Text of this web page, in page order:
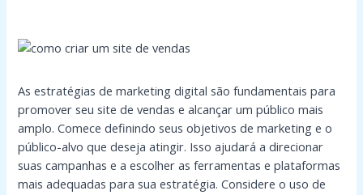
As estratégias de marketing digital são fundamentais para
promover seu site de vendas e alcançar um público mais
amplo. Comece definindo seus objetivos de marketing e o
público-alvo que deseja atingir. Isso ajudará a direcionar
suas campanhas e a escolher as ferramentas e plataformas
mais adequadas para sua estratégia. Considere o uso de